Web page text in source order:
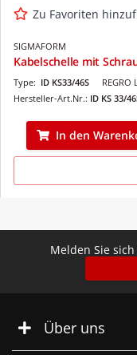
Zu Favoriten
SIGMAFORM
Kabelschelle mit
REGRO
Type: ID KS33/46S
Hersteller-Art.Nr.: ID KS 33/
In den
Melden Sie
Über uns